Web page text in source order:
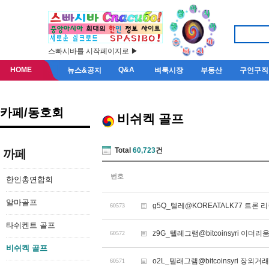
스빠시바를 시작페이지로 ▶
HOME 뉴스&공지 Q&A 벼룩시장 부동산 구인구직
카페/동호회
까페
한인총연합회
알마골프
타쉬켄트 골프
비쉬켁 골프
비쉬켁 골프
Total 60,723건
번호
60573 g5Q_텔레@KOREATALK77 트론
60572 z9G_텔레그램@bitcoinsyri 이더리
60571 o2L_텔래그램@bitcoinsyri 장외거